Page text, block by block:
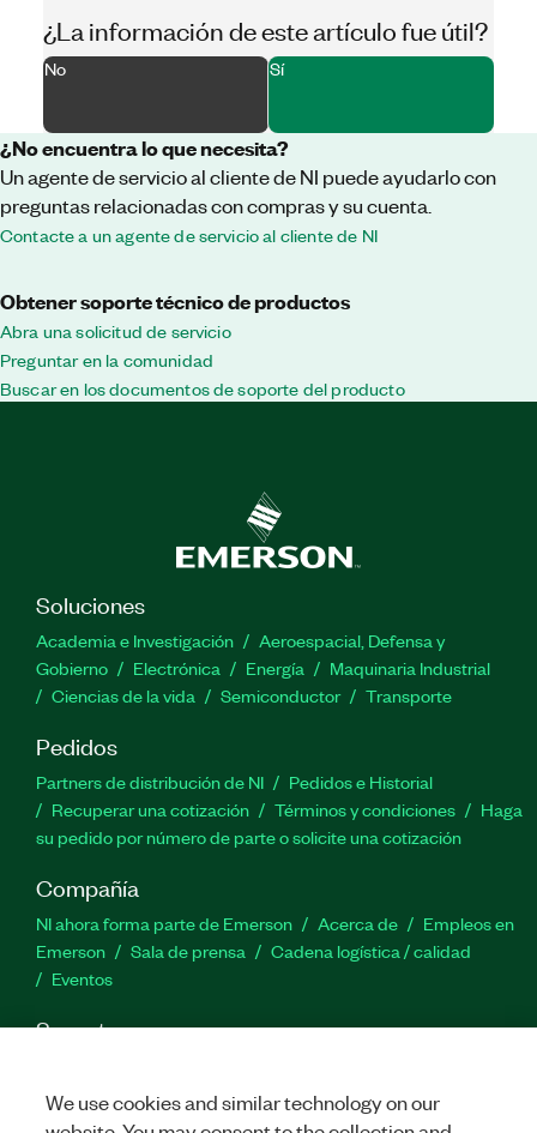
¿La información de este artículo fue útil?
No Sí
¿No encuentra lo que necesita?
Un agente de servicio al cliente de NI puede ayudarlo con
preguntas relacionadas con compras y su cuenta.
Contacte a un agente de servicio al cliente de NI
Obtener soporte técnico de productos
Abra una solicitud de servicio
Preguntar en la comunidad
Buscar en los documentos de soporte del producto
Soluciones
Academia e Investigación
Aeroespacial, Defensa y
Gobierno
Electrónica Energía
Maquinaria Industrial
Ciencias de la vida
Semiconductor Transporte
Pedidos
Partners de distribución de NI
Pedidos e Historial
Recuperar una cotización
Términos y condiciones
Haga
su pedido por número de parte o solicite una cotización
Compañía
NI ahora forma parte de Emerson Acerca de
Empleos en
Emerson
Sala de prensa
Cadena logística / calidad
Eventos
Soporte
discusión
Activar un producto
Enviar solicitud de servicio
Comentarios
We use cookies and similar technology on our